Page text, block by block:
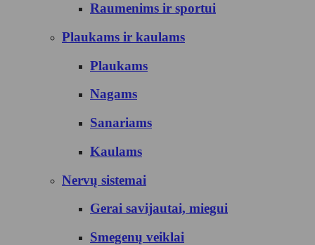
Raumenims ir sportui
Plaukams ir kaulams
Plaukams
Nagams
Sanariams
Kaulams
Nervų sistemai
Gerai savijautai, miegui
Smegenų veiklai